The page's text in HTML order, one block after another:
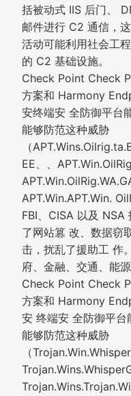
括被动式 IIS 后门、
邮件进行 C2 通信，
活动可能利用社会工
的 C2 基础设施。
Check Point Check
方案和 Harmony
安终端安 全防御平台
能够防范这种威胁
（
EE、、
APT.Win.APT.Win.
FBI、CISA 以及
了网站篡 改、数据窃
击，扰乱了援助工 作
府、金融、交通、能
Check Point Check
方案和 Harmony
安 终端安 全防御平台
能够防范这种威胁
（